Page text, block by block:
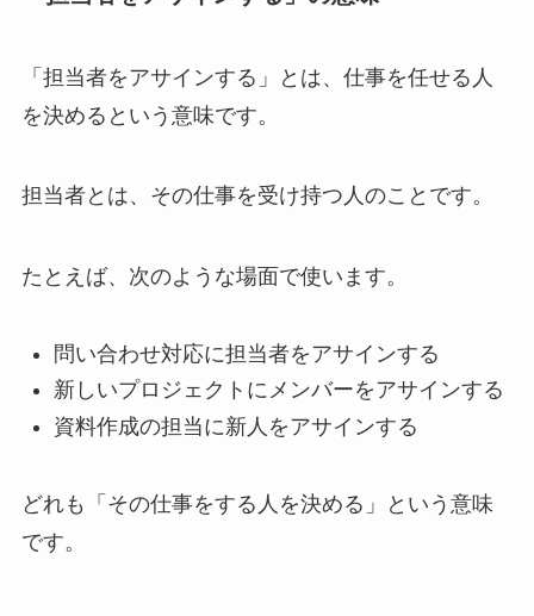
「担当者をアサインする」とは、仕事を任せる人
を決めるという意味です。
担当者とは、その仕事を受け持つ人のことです。
たとえば、次のような場面で使います。
問い合わせ対応に担当者をアサインする
新しいプロジェクトにメンバーをアサインする
資料作成の担当に新人をアサインする
どれも「その仕事をする人を決める」という意味
です。